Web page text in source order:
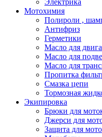
Мотохимия
Полироли ,
Антифриз
Герметики
Масло для
Масло для
Масло для
Пропитка
Смазка цепи
Тормозная
Экипировка
Брюки для
Джерси для
Защита для